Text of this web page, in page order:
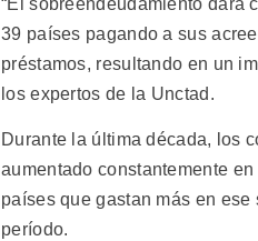
39 países pagando a sus
préstamos, resultando en un
los expertos de la Unctad.
Durante la última década, los
aumentado constantemente
países que gastan más en
período.